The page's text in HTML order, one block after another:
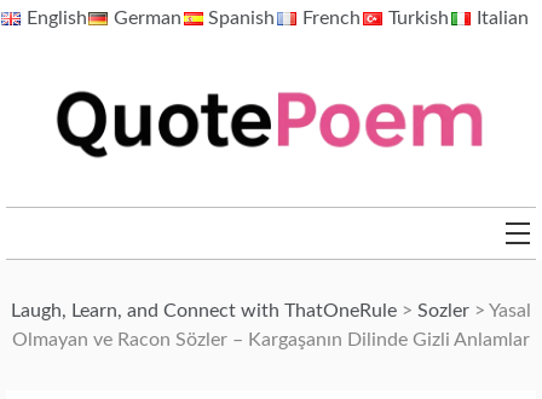
SkipEnglish German Spanish French Turkish Italian
Laugh, Learn, and Connect with ThatOneRule > Sozler > Yasal
Olmayan ve Racon Sözler – Kargaşanın Dilinde Gizli Anlamlar